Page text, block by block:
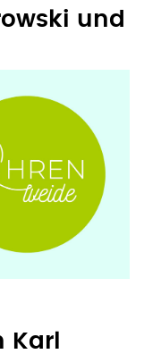
und
Karl